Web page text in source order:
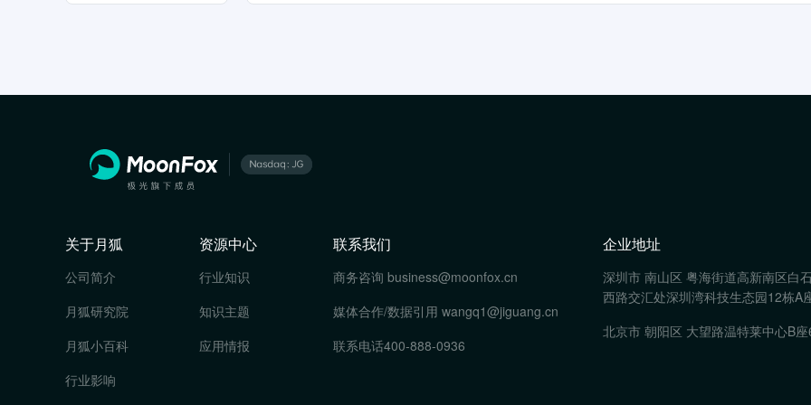
关于月狐
公司简介
月狐研究院
月狐小百科
行业影响
资源中心
行业知识
知识主题
应用情报
联系我们
商务咨询 business@moonfox.cn
媒体合作/数据引用 wangq1@jiguang.cn
联系电话400-888-0936
企业地址
深圳市 南山区 粤海街道高新南区白
西路交汇处深圳湾科技生态园12栋A
北京市 朝阳区 大望路温特莱中心B